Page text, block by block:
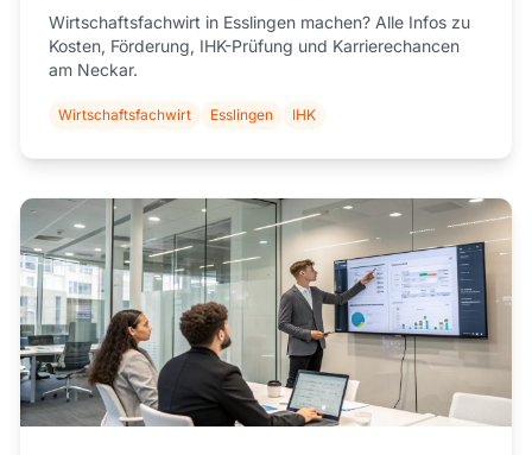
Wirtschaftsfachwirt in Esslingen machen? Alle Infos zu
Kosten, Förderung, IHK-Prüfung und Karrierechancen
am Neckar.
Wirtschaftsfachwirt Esslingen IHK